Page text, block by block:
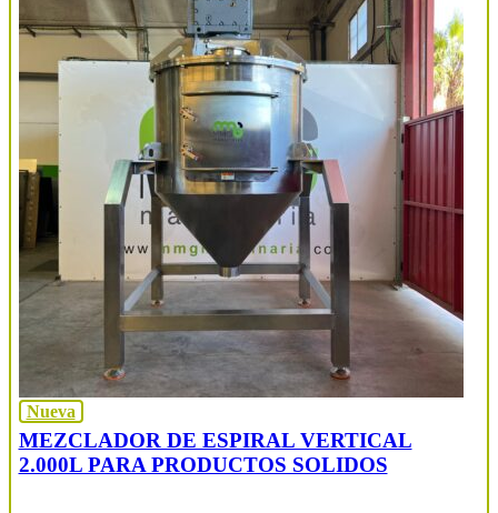
Nueva
MEZCLADOR DE ESPIRAL VERTICAL
2.000L PARA PRODUCTOS SOLIDOS